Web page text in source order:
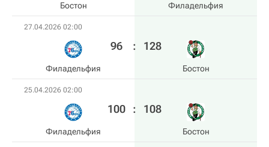
Бостон Филадельфия
27.04.2026 02:00
Филадельфия
96 : 128
Бостон
25.04.2026 02:00
Филадельфия
100 : 108
Бостон